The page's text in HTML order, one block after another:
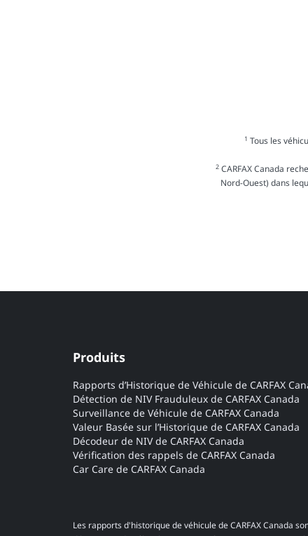
1 Tous les
2CARFAX Canada
Nord-Ouest) dans
Produits
Rapports d’Historique de Véhicule de CARFAX
Détection de NIV Frauduleux de CARFAX Canada
Surveillance de Véhicule de CARFAX Canada
Valeur Basée sur l’Historique de CARFAX Canada
Décodeur de NIV de CARFAX Canada
Vérification des rappels de CARFAX Canada
Car Care de CARFAX Canada
Les rapports d'historique de véhicule de CARFAX Canada